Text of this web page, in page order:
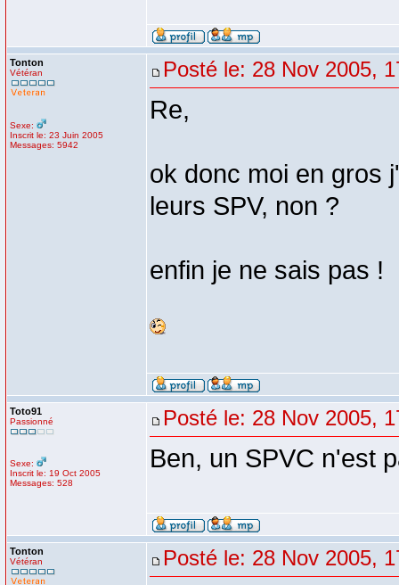
Tonton
Vétéran
Sexe:
Inscrit le: 23 Juin 2005
Messages: 5942
Posté le: 28 Nov 2005,
Re,
ok donc moi en gros
leurs SPV, non ?
enfin je ne sais pas !
Toto91
Passionné
Sexe:
Inscrit le: 19 Oct 2005
Messages: 528
Posté le: 28 Nov 2005,
Ben, un SPVC n'est
Tonton
Vétéran Posté le: 28 Nov 2005,